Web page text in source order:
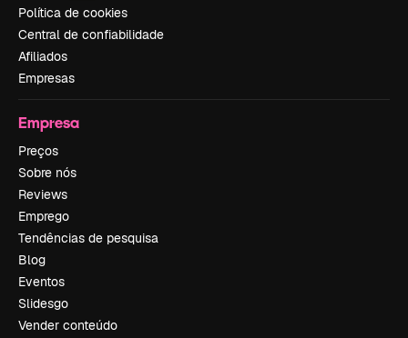
Política de cookies
Central de confiabilidade
Afiliados
Empresas
Empresa
Preços
Sobre nós
Reviews
Emprego
Tendências de pesquisa
Blog
Eventos
Slidesgo
Vender conteúdo